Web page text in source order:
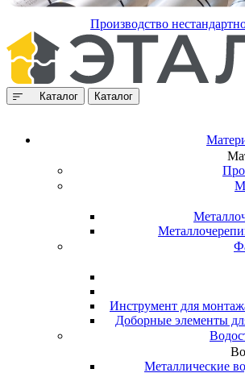
Производство
Каталог Каталог
Инструмент для
Доборные элементы
Металлические